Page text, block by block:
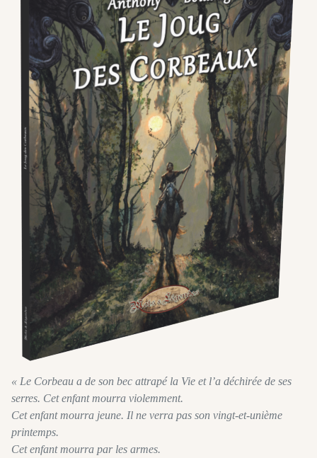
« Le Corbeau a de son bec attrapé la Vie et l’a déchirée de ses
serres. Cet enfant mourra violemment.
Cet enfant mourra jeune. Il ne verra pas son vingt-et-unième
printemps.
Cet enfant mourra par les armes.